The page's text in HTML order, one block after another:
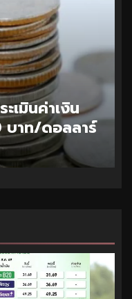
เมินค่าเงิน
บาท/ดอลลาร์